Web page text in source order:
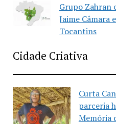
Grupo Zahran
Jaime Câmara
Tocantins
Cidade Criativa
Curta
parceria
Memória